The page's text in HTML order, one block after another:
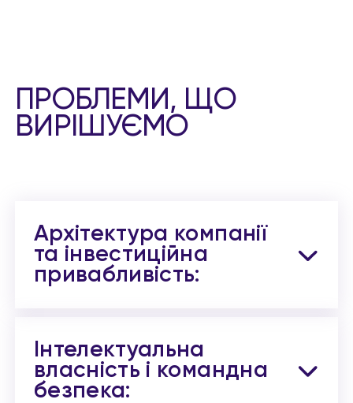
ПРОБЛЕМИ, ЩО
ВИРІШУЄМО
Архітектура компанії
та інвестиційна
привабливість:
Інтелектуальна
власність і командна
безпека: